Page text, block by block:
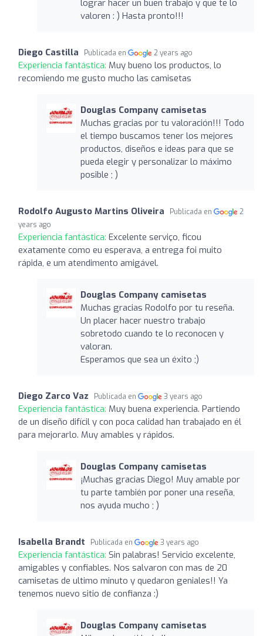
lograr hacer un buen trabajo y que te lo
valoren : ) Hasta pronto!!!
Diego Castilla Publicada en 2 years ago
Experiencia fantástica: Muy bueno los productos, lo
recomiendo me gusto mucho las camisetas
Douglas Company camisetas
Muchas gracias por tu valoración!!! Todo
el tiempo buscamos tener los mejores
productos, diseños e ideas para que se
pueda elegir y personalizar lo máximo
posible ; )
Rodolfo Augusto Martins Oliveira Publicada en
2
years ago
Experiencia fantástica: Excelente serviço, ficou
exatamente como eu esperava, a entrega foi muito
rápida, e um atendimento amigável.
Douglas Company camisetas
Muchas gracias Rodolfo por tu reseña.
Un placer hacer nuestro trabajo
sobretodo cuando te lo reconocen y
valoran.
Esperamos que sea un éxito ;)
Diego Zarco Vaz Publicada en 3 years ago
Experiencia fantástica: Muy buena experiencia. Partiendo
de un diseño difícil y con poca calidad han trabajado en él
para mejorarlo. Muy amables y rápidos.
Douglas Company camisetas
¡Muchas gracias Diego! Muy amable por
tu parte también por poner una reseña,
nos ayuda mucho ; )
Isabella Brandt Publicada en 3 years ago
Experiencia fantástica: Sin palabras! Servicio excelente,
amigables y confiables. Nos salvaron con mas de 20
camisetas de ultimo minuto y quedaron geniales!! Ya
tenemos nuevo sitio de confianza :)
Douglas Company camisetas